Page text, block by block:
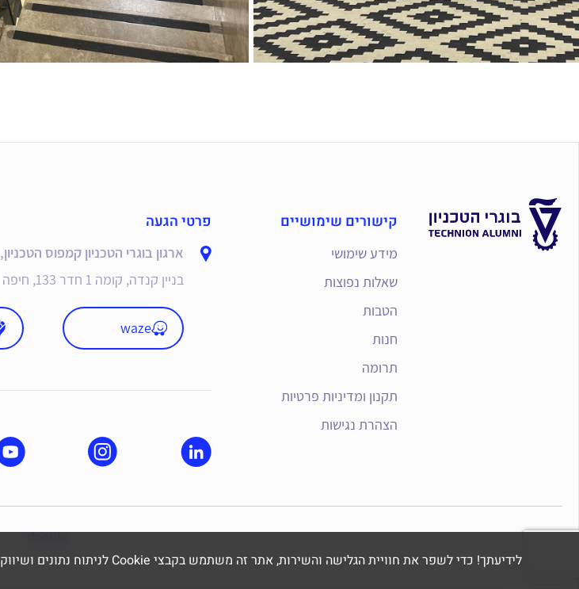
קישורים שימושיים
מידע שימושי
שאלות נפוצות
הטבות
חנות
תרומה
תקנון ומדיניות פרטיות
הצהרת נגישות
פרטי הגעה
ארגון בוגרי הטכניון קמפוס הטכניון,
בניין קנדה, קומה 1 חדר 133, חיפה
waze
dooble
לידיעתך! כדי לשפר את חוויית הגלישה והשירות, אתר זה משתמש בקבצי Cookie לניתוח נתונים ושיווק